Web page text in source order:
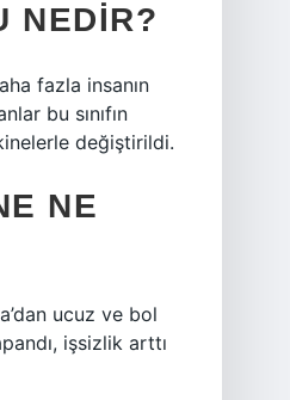
NEDIR?
fazla insanın
bu sınıfın
değiştirildi.
NE
ucuz ve bol
işsizlik arttı